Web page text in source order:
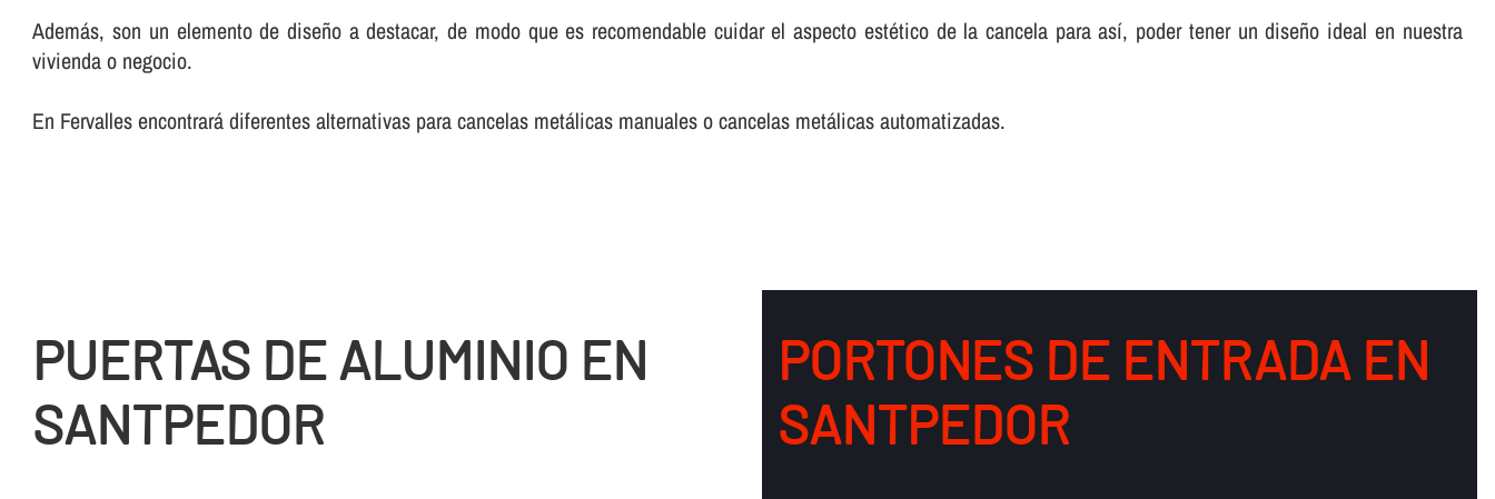
Además, son un elemento de diseño a destacar, de modo que es recomendable cuidar el aspecto estético de la cancela para así­, poder tener un diseño ideal en nuestra
vivienda o negocio.
En Fervalles encontrará diferentes alternativas para cancelas metálicas manuales o cancelas metálicas automatizadas.
PUERTAS DE ALUMINIO EN
SANTPEDOR
PORTONES DE ENTRADA EN
SANTPEDOR